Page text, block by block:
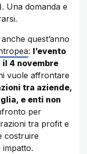
Una domanda e
quest’anno
: l’evento
4 novembre
vuole affrontare
tra aziende,
e enti non
per
tra profit e
costruire